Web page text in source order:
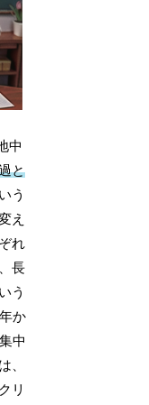
中
と
う
え
れ
長
う
か
中
、
リ